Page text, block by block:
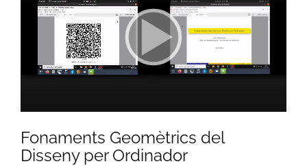
Fonaments Geomètrics del
Disseny per Ordinador